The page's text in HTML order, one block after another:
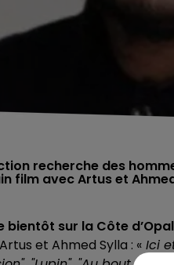
recherche des
film avec Artus et
bientôt sur la Côte
et Ahmed Sylla : « Ici